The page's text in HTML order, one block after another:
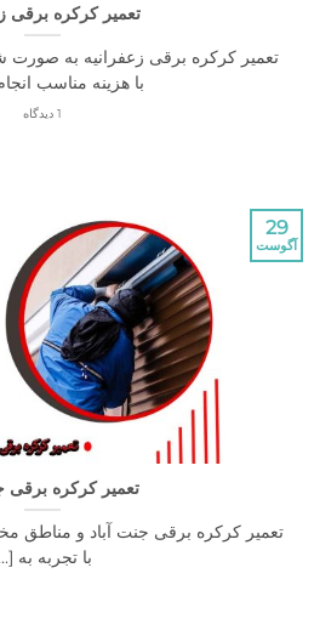
تعمیر کرکره برقی
تعمیر کرکره برقی زعفرانیه به صورت
با هزینه مناسب
1 دیدگاه
تعمیر کرکره برقی
تعمیر کرکره برقی جنت آباد و مناطق
با تجربه به
29
آگوست